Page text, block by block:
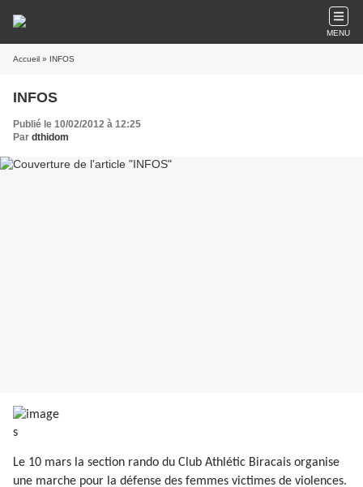
MENU
Accueil » INFOS
INFOS
Publié le 10/02/2012 à 12:25
Par dthidom
Le 10 mars la section rando du Club Athlétic Biracais organise
une marche pour la défense des femmes victimes de violences.